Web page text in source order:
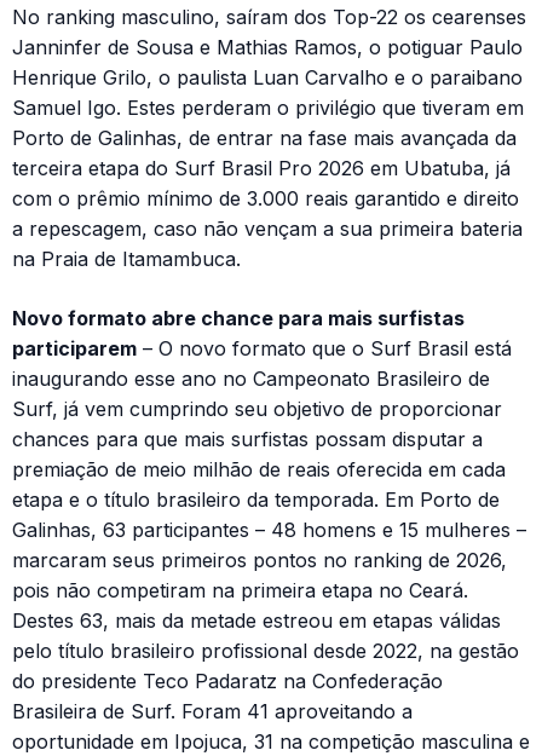
No ranking masculino, saíram dos Top-22 os cearenses
Janninfer de Sousa e Mathias Ramos, o potiguar Paulo
Henrique Grilo, o paulista Luan Carvalho e o paraibano
Samuel Igo. Estes perderam o privilégio que tiveram em
Porto de Galinhas, de entrar na fase mais avançada da
terceira etapa do Surf Brasil Pro 2026 em Ubatuba, já
com o prêmio mínimo de 3.000 reais garantido e direito
a repescagem, caso não vençam a sua primeira bateria
na Praia de Itamambuca.
Novo formato abre chance para mais surfistas
participarem – O novo formato que o Surf Brasil está
inaugurando esse ano no Campeonato Brasileiro de
Surf, já vem cumprindo seu objetivo de proporcionar
chances para que mais surfistas possam disputar a
premiação de meio milhão de reais oferecida em cada
etapa e o título brasileiro da temporada. Em Porto de
Galinhas, 63 participantes – 48 homens e 15 mulheres –
marcaram seus primeiros pontos no ranking de 2026,
pois não competiram na primeira etapa no Ceará.
Destes 63, mais da metade estreou em etapas válidas
pelo título brasileiro profissional desde 2022, na gestão
do presidente Teco Padaratz na Confederação
Brasileira de Surf. Foram 41 aproveitando a
oportunidade em Ipojuca, 31 na competição masculina e